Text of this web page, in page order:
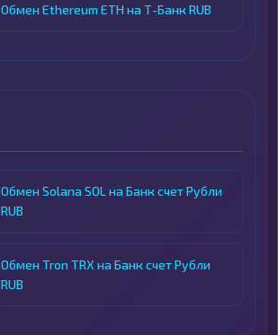
Обмен Ethereum ETH на Т-Банк RUB
Обмен Solana SOL на Банк счет Рубли
RUB
Обмен Tron TRX на Банк счет Рубли
RUB